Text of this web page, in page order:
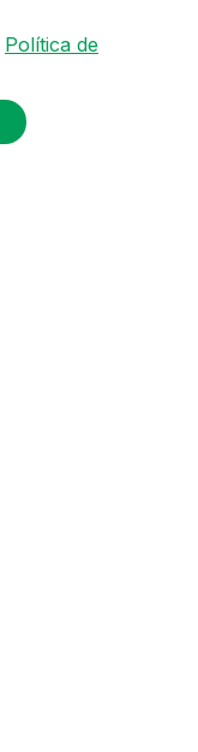
Política de